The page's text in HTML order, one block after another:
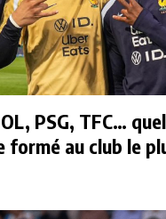
PSG, TFC…
formé au club le